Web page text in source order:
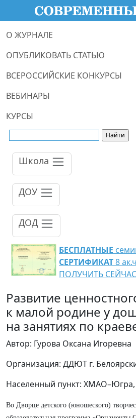
О ЖУРНАЛЕ
ОПУБЛИКОВАТЬ СТАТЬЮ
ВСЕРОССИЙСКИЕ КОНКУРСЫ
ВЕБИНАРЫ
КУРСЫ
Школа
ДОУ
ДОД
БЕСПЛАТНЫЕ
СЕРТИФИКАТ8
ПОЛУЧИТЬ СЕЙЧАС
Развитие
к малой родине у
на занятиях по
Автор: Гурова Оксана Игоревна
Организация: ДДЮТ г.
Населенный пункт: ХМАО–Югра,
Во Дворце детского (юношеского)